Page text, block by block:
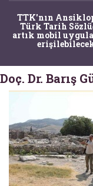
TTK'nın
Türk Tarih
artık mobil
Doç. Dr. Barış